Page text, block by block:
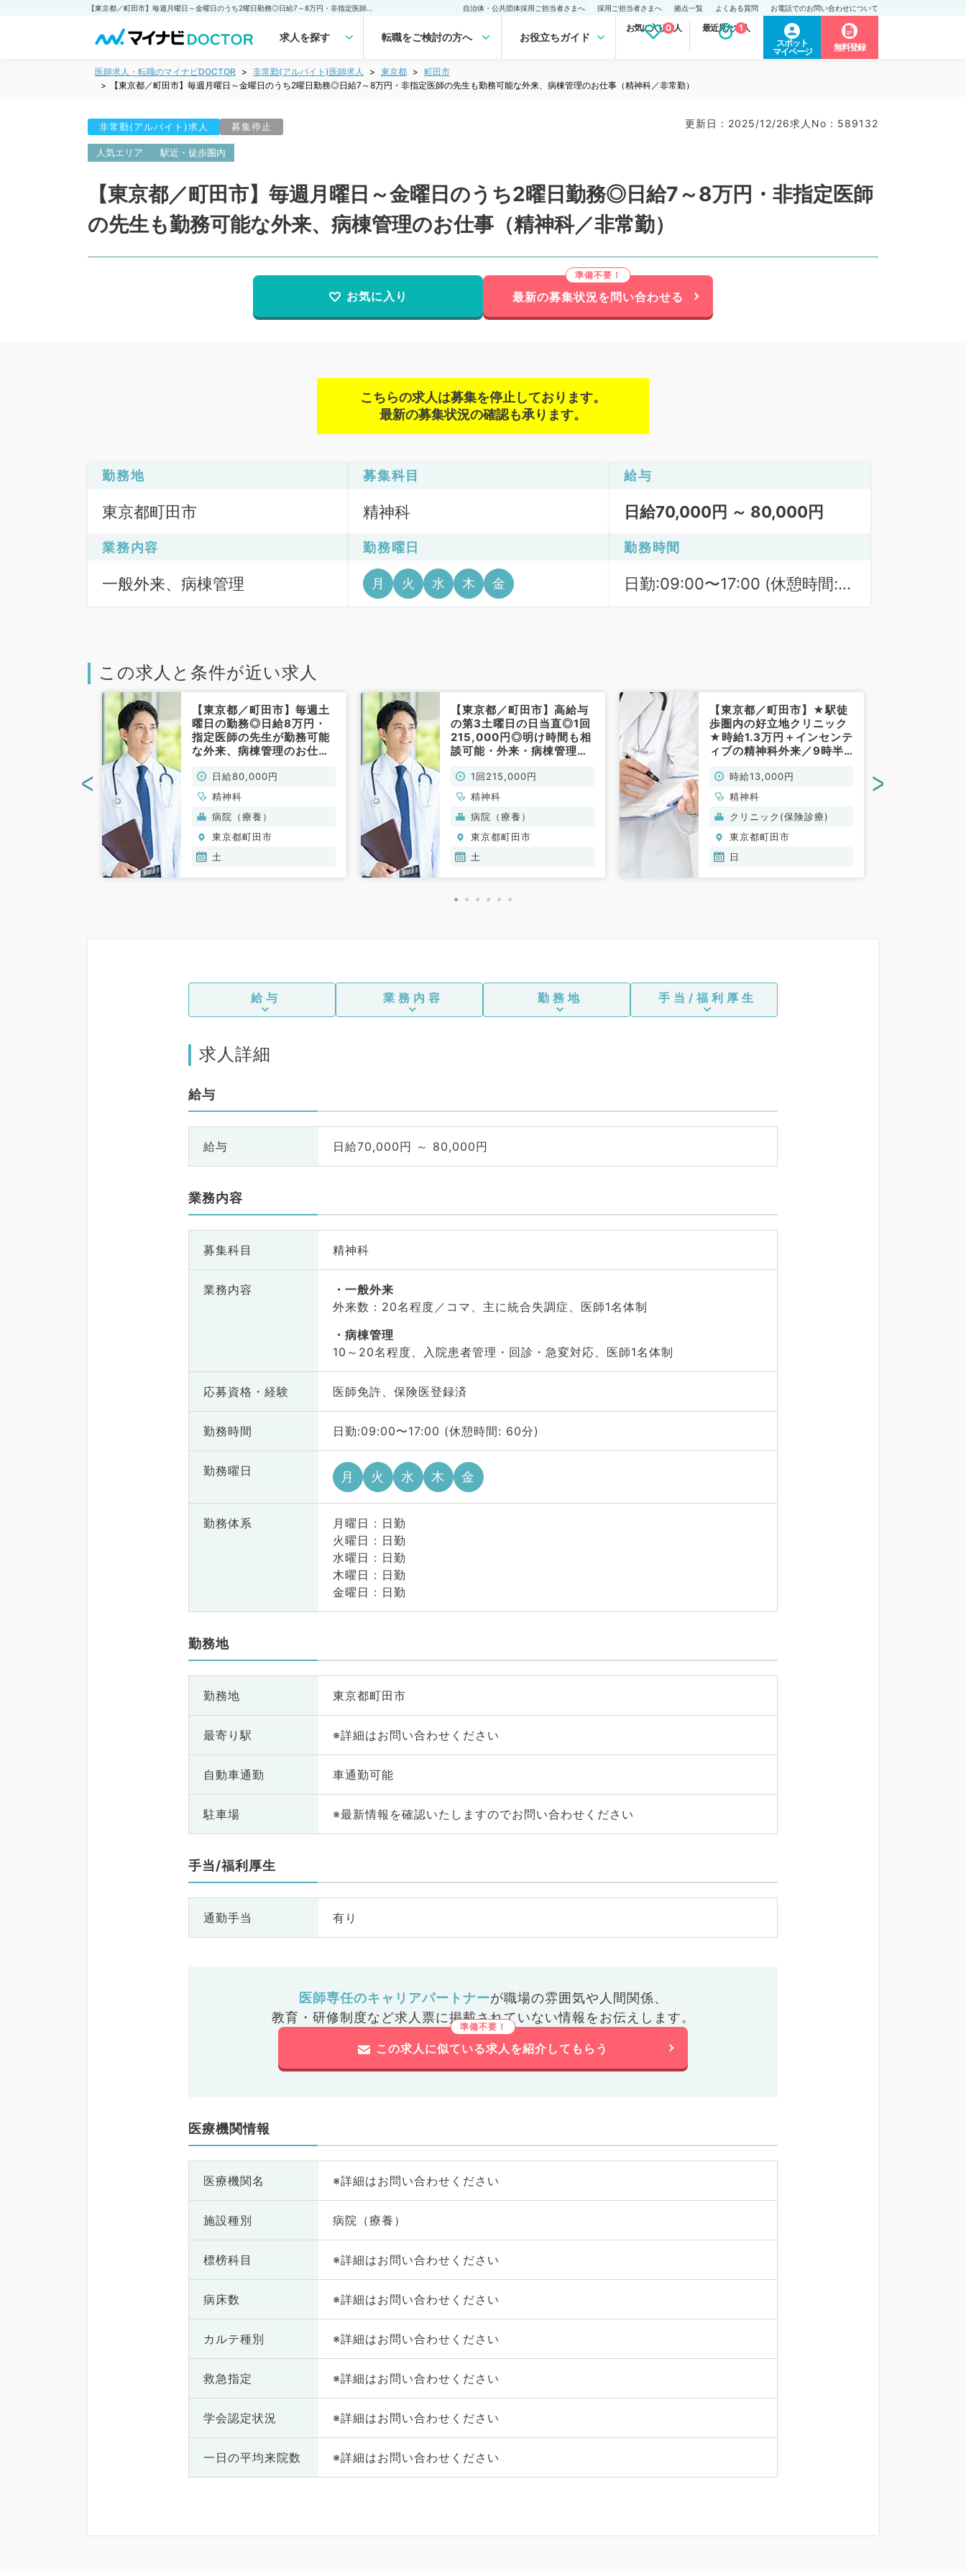
自治体・公共団体採用ご担当者さまへ 採用ご担当者さまへ 拠点一覧 よくある質問 お電話でのお問い合わせについて
求人を探す 転職をご検討の方へ お役立ちガイド
お気に入り求人
0 最近見た求人
1
スポット
マイページ
無料登録
医師求人・転職のマイナビDOCTOR 非常勤(アルバイト)医師求人 東京都
町田市
【東京都／町田市】毎週月曜日～金曜日のうち2曜日勤務◎日給7～8万円・非指定医師の先生も勤務可能な外来、病棟管理のお仕事（精神科／非常勤）
非常勤(アルバイト)求人 募集停止 更新日 : 2025/12/26求人No : 589132
人気エリア 駅近・徒歩圏内
【東京都／町田市】毎週月曜日～金曜日のうち2曜日勤務◎日給7～8万円・非指定医師
の先生も勤務可能な外来、病棟管理のお仕事（精神科／非常勤）
お気に入り 最新の募集状況を問い合わせる
こちらの求人は募集を停止しております。
最新の募集状況の確認も承ります。
勤務地
東京都町田市
募集科目
精神科
給与
日給70,000円 ～ 80,000円
業務内容
一般外来、病棟管理
勤務曜日
月 火 水 木 金
勤務時間
日勤:09:00〜17:00 (休憩時間:
この求人と条件が近い求人
【東京都／町田市】毎週土
曜日の勤務◎日給8万円・
指定医師の先生が勤務可能
な外来、病棟管理のお仕事
日給80,000円
精神科
病院（療養）
東京都町田市
土
【東京都／町田市】高給与
の第3土曜日の日当直◎1回
215,000円◎明け時間も相
談可能・外来・病棟管理当
1回215,000円
精神科
病院（療養）
東京都町田市
土
【東京都／町田市】★駅徒
歩圏内の好立地クリニック
★時給1.3万円＋インセンテ
ィブの精神科外来／9時半
1・3・5週日曜日（第5日
曜は休診可）より募集◎指
定医不問（精神科／非常
勤）
時給13,000円
精神科
クリニック(保険診療)
東京都町田市
日
< >
給与 業務内容 勤務地 手当/福利厚生
求人詳細
給与
給与 日給70,000円 ～ 80,000円
業務内容
募集科目 精神科
業務内容
一般外来
外来数：20名程度／コマ、主に統合失調症、医師1名体制
病棟管理
10～20名程度、入院患者管理・回診・急変対応、医師1名体制
応募資格・ 経験 医師免許、保険医登録済
勤務時間 日勤:09:00〜17:00 (休憩時間: 60分)
勤務曜日 月 火 水 木 金
勤務体系
月曜日 : 日勤
火曜日 : 日勤
水曜日 : 日勤
木曜日 : 日勤
金曜日 : 日勤
勤務地
勤務地 東京都町田市
最寄り駅 ※詳細はお問い合わせください
自動車通勤 車通勤可能
駐車場 ※最新情報を確認いたしますのでお問い合わせください
手当/福利厚生
通勤手当 有り
医師専任のキャリアパートナーが職場の雰囲気や人間関係、
教育・研修制度など求人票に掲載されていない情報をお伝えします。
この求人に似ている求人を紹介してもらう
医療機関情報
医療機関名 ※詳細はお問い合わせください
施設種別 病院（療養）
標榜科目 ※詳細はお問い合わせください
病床数 ※詳細はお問い合わせください
カルテ種別 ※詳細はお問い合わせください
救急指定 ※詳細はお問い合わせください
学会認定状況 ※詳細はお問い合わせください
一日の平均来院数 ※詳細はお問い合わせください